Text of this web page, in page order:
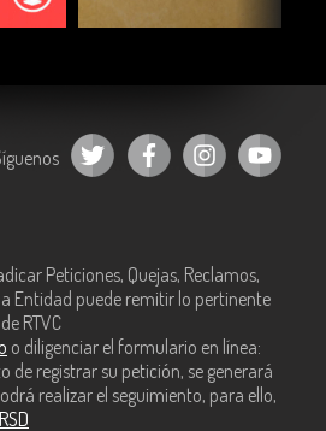
Peticiones, Quejas, Reclamos,
Entidad puede remitir lo pertinente
RTVC
o diligenciar el formulario en línea:
de registrar su petición, se generará
realizar el seguimiento, para ello,